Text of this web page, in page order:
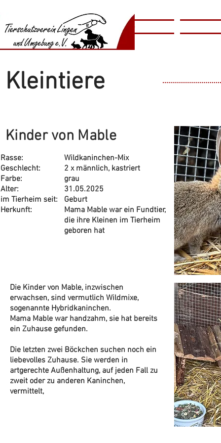
​​Animal
​ShelterHome
Kleintiere
Kinder von Mable
Rasse:
Geschlecht:
Farbe:
Alter:
im Tierheim seit:
Herkunft:
Wildkaninchen-Mix
2 x männlich, kastriert
grau
31.05.2025
Geburt
​Mama Mable war ein Fundtier,
die ihre Kleinen im Tierheim
geboren hat
Die Kinder von Mable, inzwischen
erwachsen, sind vermutlich Wildmixe,
sogenannte Hybridkaninchen.
Mama Mable war handzahm, sie hat bereits
ein Zuhause gefunden.
Die letzten zwei Böckchen suchen noch ein
liebevolles Zuhause. Sie werden in
artgerechte Außenhaltung, auf jeden Fall zu
zweit oder zu anderen Kaninchen,
vermittelt,